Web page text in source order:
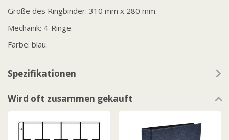
Größe des Ringbinder: 310 mm x 280 mm.
Mechanik: 4-Ringe.
Farbe: blau.
Spezifikationen
Wird oft zusammen gekauft